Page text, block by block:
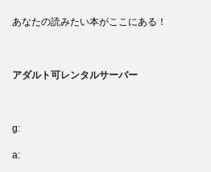
あなたの読みたい本がここにある！
アダルト可レンタルサーバー
g:
a: